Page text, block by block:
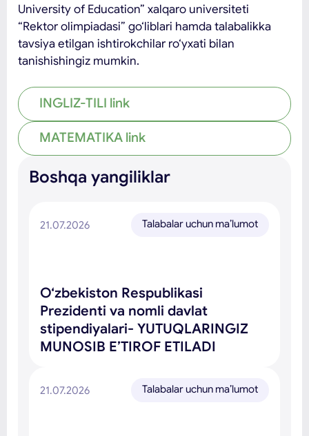
University of Education” xalqaro universiteti
“Rektor olimpiadasi” go‘liblari hamda talabalikka
tavsiya etilgan ishtirokchilar ro‘yxati bilan
tanishishingiz mumkin.
INGLIZ-TILI link
MATEMATIKA link
Boshqa yangiliklar
21.07.2026 Talabalar uchun ma’lumot
O‘zbekiston Respublikasi
Prezidenti va nomli davlat
stipendiyalari- YUTUQLARINGIZ
MUNOSIB E’TIROF ETILADI
21.07.2026 Talabalar uchun ma’lumot